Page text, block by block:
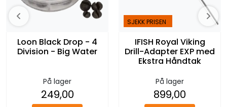
Loon Black Drop - 4
Division - Big Water
På lager
249,00
SJEKK PRISEN
IFISH Royal Viking
Drill-Adapter EXP med
Ekstra Håndtak
På lager
899,00